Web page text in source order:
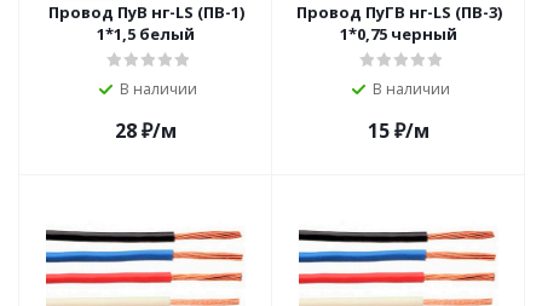
Провод ПуВ нг-LS (ПВ-1)
1*1,5 белый
В наличии
28₽/м
Провод ПуГВ нг-LS (ПВ-3)
1*0,75 черный
В наличии
15₽/м